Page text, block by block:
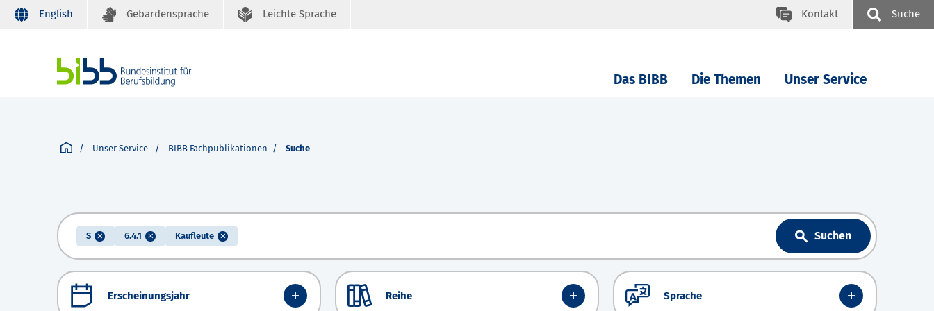
English Gebärdensprache Leichte Sprache Kontakt Suche
Das BIBB Die Themen Unser Service
Unser Service BIBB Fachpublikationen Suche
S 6.4.1 Kaufleute Suchen
Erscheinungsjahr Reihe Sprache